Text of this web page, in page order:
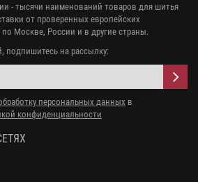
- тысячи наименований товаров для шитья
от проверенных европейских
Москве, России и в другие страны.
подпишитесь на рассылку:
персональных данных в
конфиденциальности